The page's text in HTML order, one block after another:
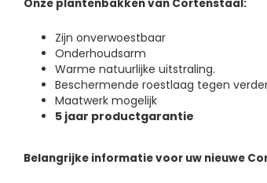
Onze plantenbakken van Cortenstaal:
Zijn onverwoestbaar
Onderhoudsarm
Warme natuurlijke uitstraling.
Beschermende roestlaag tegen
Maatwerk mogelijk
5 jaar productgarantie
Belangrijke informatie voor uw nieuwe